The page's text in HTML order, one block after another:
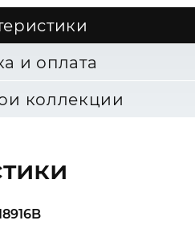
и оплата
коллекции